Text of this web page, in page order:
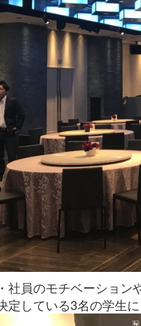
社員のモチベーション
定している3名の学生